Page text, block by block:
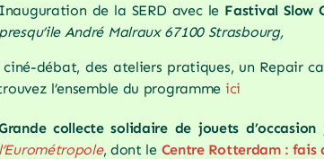
Inauguration de la SERD avec le Fastival Slow
presqu’ile André Malraux 67100 Strasbourg,
ciné-débat, des ateliers pratiques, un Repair
l’ensemble du programme ici
collecte solidaire de jouets d’occasion
l’Eurométropole, dont le Centre Rotterdam : fais